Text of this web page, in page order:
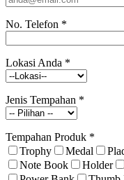
No. Telefon *
Lokasi Anda *
Jenis Tempahan *
Tempahan Produk *
Trophy
Medal
Note Book
Holder